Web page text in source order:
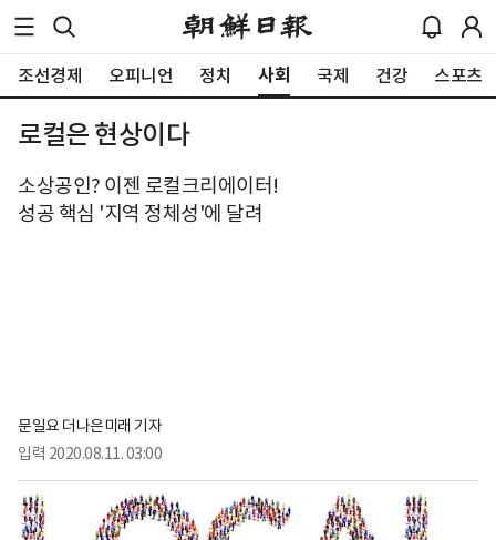
조선경제 오피니언 정치 사회 국제 건강 스포츠
로컬은 현상이다
소상공인? 이젠 로컬크리에이터!
성공 핵심 '지역 정체성'에 달려
문일요 더나은미래 기자
입력 2020.08.11. 03:00